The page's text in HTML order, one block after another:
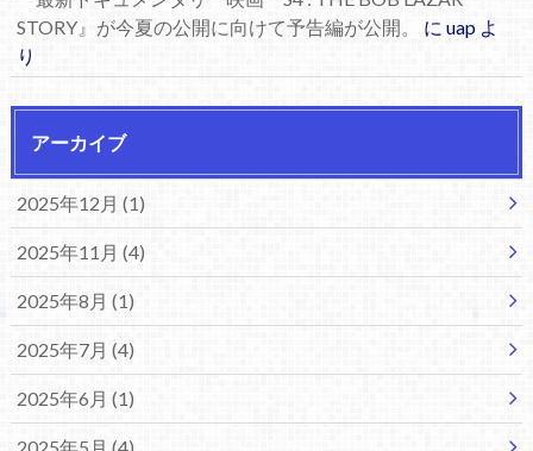
STORY』が今夏の公開に向けて予告編が公開。
に uapよ
り
アーカイブ
2025年12月 (1)
2025年11月 (4)
2025年8月 (1)
2025年7月 (4)
2025年6月 (1)